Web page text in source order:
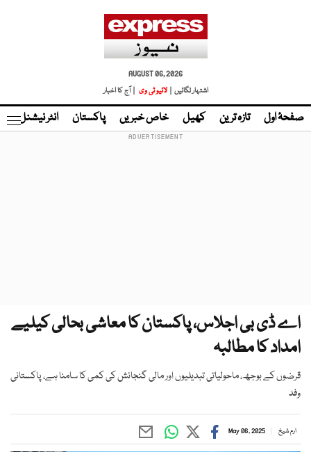
AUGUST 06, 2026
اشتہار لگائیں |
لائیو ٹی وی | آج کا اخبار
صفحۂ اول تازہ ترین کھیل خاص خبریں پاکستان انٹر نیشنل
اے ڈی بی اجلاس، پاکستان کا معاشی بحالی کیلیے
امداد کا مطالبہ
قرضوں کے بوجھ، ماحولیاتی تبدیلیوں اور مالی گنجائش کی کمی کا سامنا ہے، پاکستانی
وفد
ارم شیخ May 06, 2025